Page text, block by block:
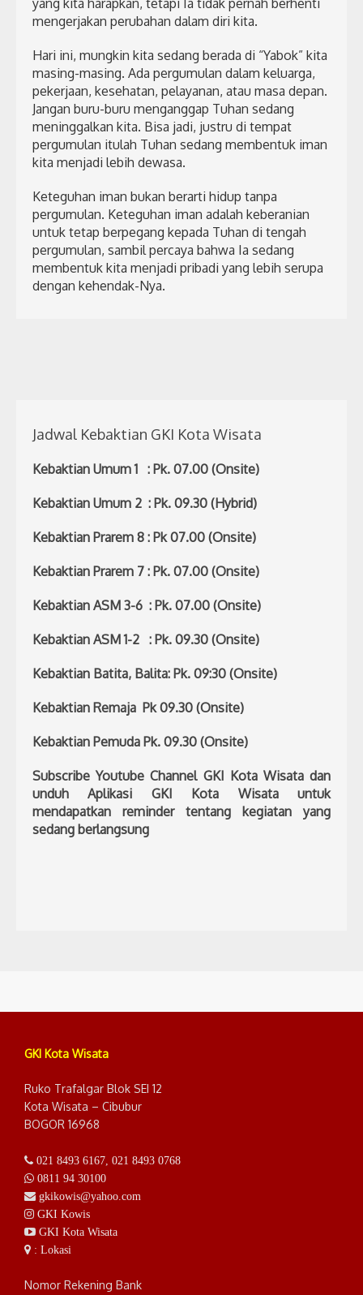
yang kita harapkan, tetapi Ia tidak pernah berhenti
mengerjakan perubahan dalam diri kita.
Hari ini, mungkin kita sedang berada di “Yabok” kita
masing-masing. Ada pergumulan dalam keluarga,
pekerjaan, kesehatan, pelayanan, atau masa depan.
Jangan buru-buru menganggap Tuhan sedang
meninggalkan kita. Bisa jadi, justru di tempat
pergumulan itulah Tuhan sedang membentuk iman
kita menjadi lebih dewasa.
Keteguhan iman bukan berarti hidup tanpa
pergumulan. Keteguhan iman adalah keberanian
untuk tetap berpegang kepada Tuhan di tengah
pergumulan, sambil percaya bahwa Ia sedang
membentuk kita menjadi pribadi yang lebih serupa
dengan kehendak-Nya.
Jadwal Kebaktian GKI Kota Wisata
Kebaktian Umum 1 : Pk. 07.00 (Onsite)
Kebaktian Umum 2 : Pk. 09.30 (Hybrid)
Kebaktian Prarem 8 : Pk 07.00 (Onsite)
Kebaktian Prarem 7 : Pk. 07.00 (Onsite)
Kebaktian ASM 3-6 : Pk. 07.00 (Onsite)
Kebaktian ASM 1-2 : Pk. 09.30 (Onsite)
Kebaktian Batita, Balita: Pk. 09:30 (Onsite)
Kebaktian Remaja Pk 09.30 (Onsite)
Kebaktian Pemuda Pk. 09.30 (Onsite)
Subscribe Youtube Channel GKI Kota Wisata dan
unduh Aplikasi GKI Kota Wisata untuk
mendapatkan reminder tentang kegiatan yang
sedang berlangsung
GKI Kota Wisata
Ruko Trafalgar Blok SEI 12
Kota Wisata – Cibubur
BOGOR 16968
021 8493 6167 021 8493 0768
0811 94 30100
gkikowis@yahoo.com
GKI Kowis
GKI Kota Wisata
: Lokasi
Nomor Rekening Bank